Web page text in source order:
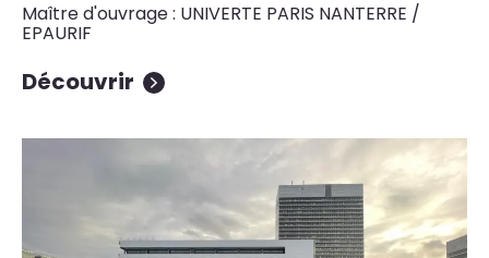
Maître d'ouvrage : UNIVERTE PARIS NANTERRE /
EPAURIF
Découvrir